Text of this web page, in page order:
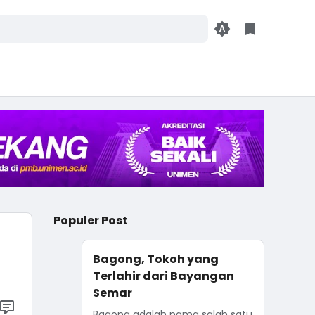
Populer Post
Bagong, Tokoh yang
Terlahir dari Bayangan
Semar